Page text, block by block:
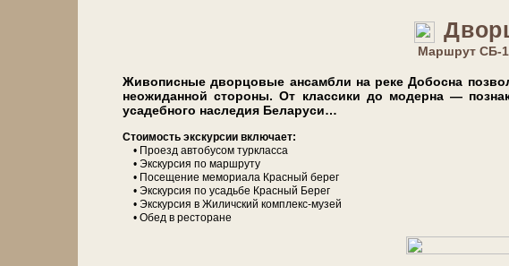
Марш­рут СБ-
Живописные дворцовые ан­сам­бли на ре­ке Добосна
неожиданной сто­ро­ны. От клас­си­ки до мо­дер­на —
усадебного на­сле­дия Бе­ла­ру­си…
Сто­и­мость экс­кур­сии вклю­ча­ет:
• Проезд ав­то­бу­сом турк­лас­са
• Экс­кур­сия по марш­ру­ту
• По­се­ще­ние ме­мо­ри­а­ла Крас­ный бе­рег
• Экс­кур­сия по усадь­бе Крас­ный Берег
• Экс­кур­сия в Жиличский комплекс-музей
• Обед в ре­сто­ра­не